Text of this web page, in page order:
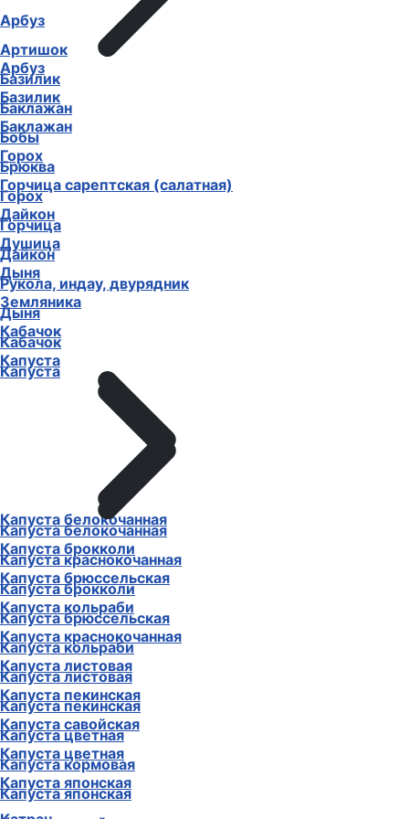
Арбуз
Базилик
Баклажан
Горох
Горчица сарептская (салатная)
Дайкон
Душица
Дыня
Земляника
Кабачок
Капуста
Капуста белокочанная
Капуста брокколи
Капуста брюссельская
Капуста кольраби
Капуста краснокочанная
Капуста листовая
Капуста пекинская
Капуста савойская
Капуста цветная
Капуста японская
Арбуз
Артишок
Базилик
Баклажан
Бобы
Брюква
Горох
Горчица
Дайкон
Рукола, индау, двурядник
Дыня
Кабачок
Капуста
Капуста белокочанная
Капуста краснокочанная
Капуста брокколи
Капуста брюссельская
Капуста кольраби
Капуста листовая
Капуста пекинская
Капуста цветная
Капуста кормовая
Капуста японская